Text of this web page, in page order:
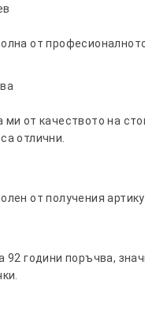
от
ми от качеството на
отлични.
от получения
92 години поръчва,